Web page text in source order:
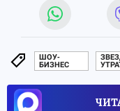
ШОУ-
БИЗНЕС